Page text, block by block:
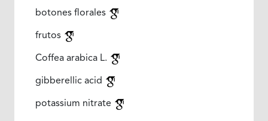
botones florales
frutos
Coffea arabica L.
gibberellic acid
potassium nitrate